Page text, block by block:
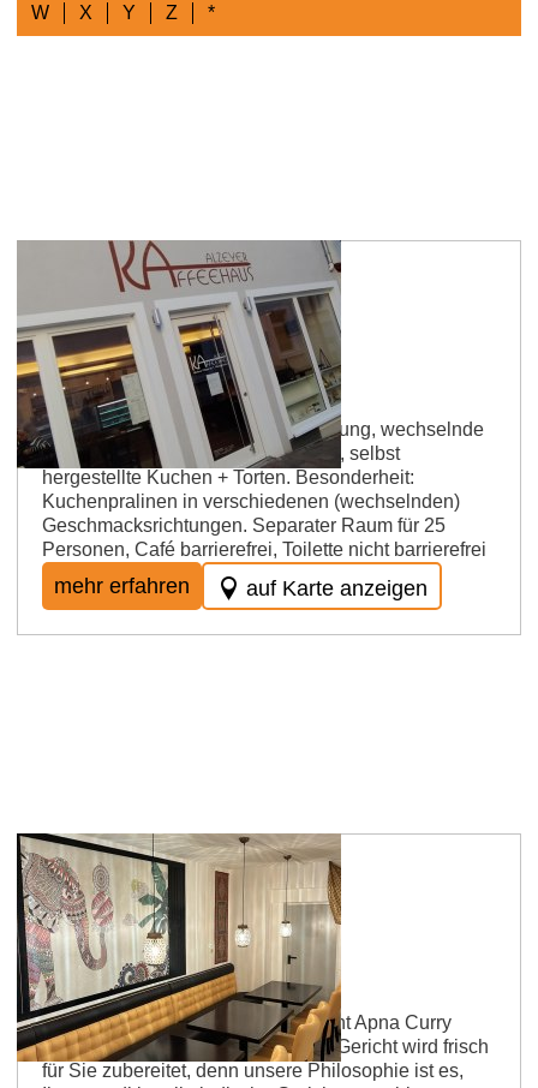
W X Y Z *
Alzey
Alzeyer Kaffeehaus
Kleines Café mit moderner Einrichtung, wechselnde
Bilderausstellungen, leckere Bagel, selbst
hergestellte Kuchen + Torten. Besonderheit:
Kuchenpralinen in verschiedenen (wechselnden)
Geschmacksrichtungen. Separater Raum für 25
Personen, Café barrierefrei, Toilette nicht barrierefrei
mehr erfahren auf Karte anzeigen
Wöllstein
Apna Curry Haus
Unser Team heißt Sie im Restaurant Apna Curry
Haus herzlich Willkommen. Jedes Gericht wird frisch
für Sie zubereitet, denn unsere Philosophie ist es,